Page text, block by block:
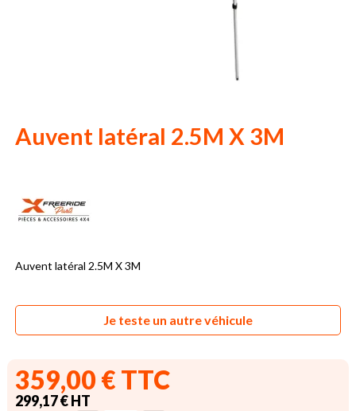
Auvent latéral 2.5M X 3M
Auvent latéral 2.5M X 3M
Je teste un autre véhicule
359,00 € TTC
299,17 € HT